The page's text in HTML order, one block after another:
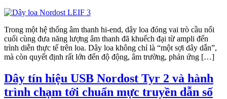
Trong một hệ thống âm thanh hi-end, dây loa đóng vai trò cầu nối
cuối cùng đưa năng lượng âm thanh đã khuếch đại từ ampli đến
trình diễn thực tế trên loa. Dây loa không chỉ là “một sợi dây dẫn”,
mà còn quyết định rất lớn đến độ động, âm trường, phản ứng […]
Dây tín hiệu USB Nordost Tyr 2 và hành
trình chạm tới chuẩn mực truyền dẫn số